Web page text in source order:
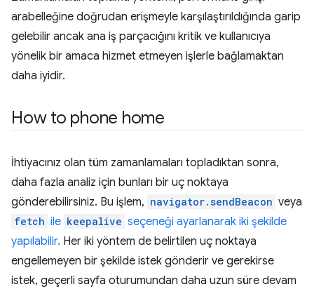
arabelleğine doğrudan erişmeyle karşılaştırıldığında garip
gelebilir ancak ana iş parçacığını kritik ve kullanıcıya
yönelik bir amaca hizmet etmeyen işlerle bağlamaktan
daha iyidir.
How to phone home
İhtiyacınız olan tüm zamanlamaları topladıktan sonra,
daha fazla analiz için bunları bir uç noktaya
gönderebilirsiniz. Bu işlem, navigator.sendBeacon veya
fetch ile keepalive seçeneği ayarlanarak iki şekilde
yapılabilir. Her iki yöntem de belirtilen uç noktaya
engellemeyen bir şekilde istek gönderir ve gerekirse
istek, geçerli sayfa oturumundan daha uzun süre devam